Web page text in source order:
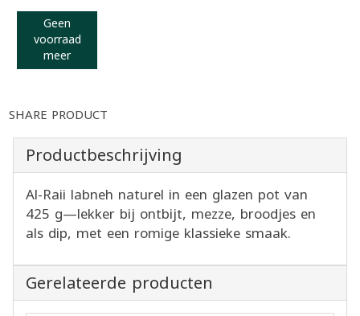
Geen
voorraad
meer
SHARE PRODUCT
Productbeschrijving
Al-Raii labneh naturel in een glazen pot van
425 g—lekker bij ontbijt, mezze, broodjes en
als dip, met een romige klassieke smaak.
Gerelateerde producten